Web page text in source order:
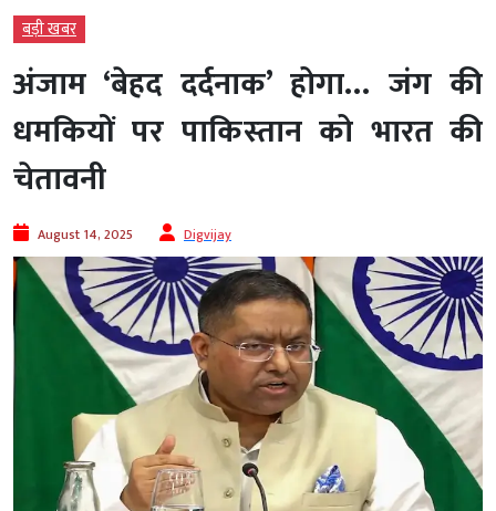
बड़ी खबर
अंजाम ‘बेहद दर्दनाक’ होगा… जंग की
धमक‍ियों पर पाक‍िस्‍तान को भारत की
चेतावनी
August 14, 2025 Digvijay